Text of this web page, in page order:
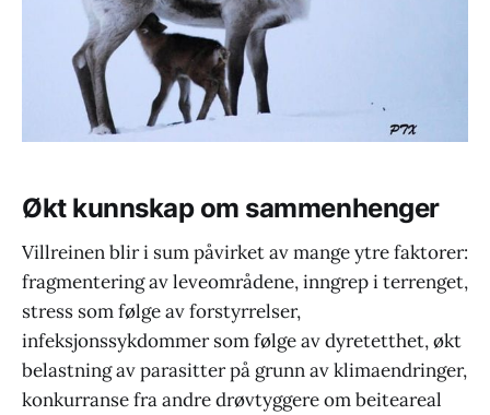
Økt kunnskap om sammenhenger
Villreinen blir i sum påvirket av mange ytre faktorer:
fragmentering av leveområdene, inngrep i terrenget,
stress som følge av forstyrrelser,
infeksjonssykdommer som følge av dyretetthet, økt
belastning av parasitter på grunn av klimaendringer,
konkurranse fra andre drøvtyggere om beiteareal